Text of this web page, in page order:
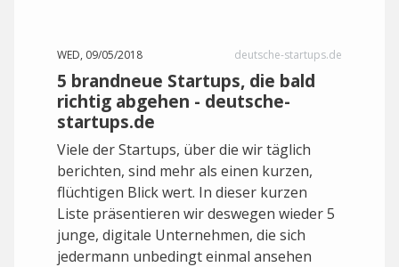
WED, 09/05/2018 deutsche-startups.de
5 brandneue Startups, die bald
richtig abgehen - deutsche-
startups.de
Viele der Startups, über die wir täglich
berichten, sind mehr als einen kurzen,
flüchtigen Blick wert. In dieser kurzen
Liste präsentieren wir deswegen wieder 5
junge, digitale Unternehmen, die sich
jedermann unbedingt einmal ansehen